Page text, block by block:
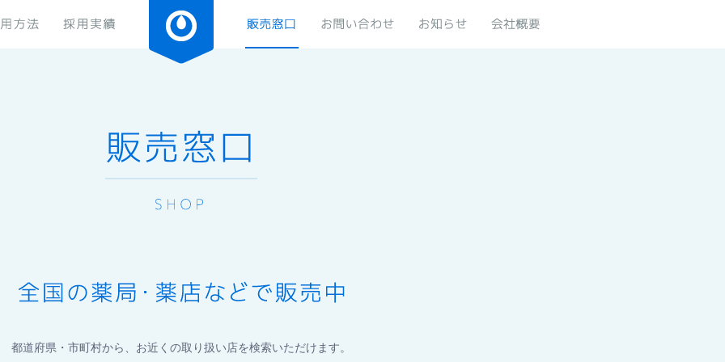
都道府県・市町村から、お近くの取り扱い店を検索いただけます。